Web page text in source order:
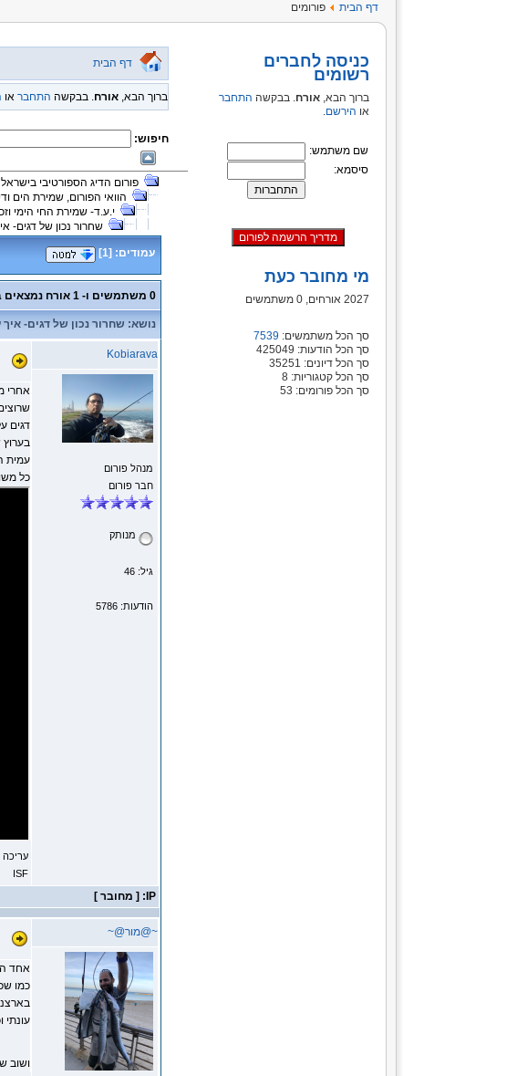
דף הבית פורומים
כניסה לחברים
רשומים
ברוך הבא, אורח. בבקשה התחבר
או הירשם.
שם משתמש:
סיסמא:
מי מחובר כעת
2027 אורחים, 0 משתמשים
סך הכל משתמשים: 7539
סך הכל הודעות: 425049
סך הכל דיונים: 35251
סך הכל קטגוריות: 8
סך הכל פורומים: 53
דף הבית
ברוך הבא, אורח. בבקשה התחבר או
חיפוש:
פורום הדיג הספורטיבי בישראל
הוואי הפורום, שמירת הים
י.ע.ד- שמירת החי הימי
שחרור נכון של דגים-
עמודים: [
1
]
0 משתמשים ו- 1 אורח נמצאים בנושא זה.
נושא: שחרור נכון של דגים- איך
Kobiarava
מנהל פורום
חבר פורום
מנותק
גיל: 46
הודעות: 5786
אחרי
דגים
בערוץ
עמית
כל
ISF
~@מור@~
אחד
כמו
עונתי
ושוב